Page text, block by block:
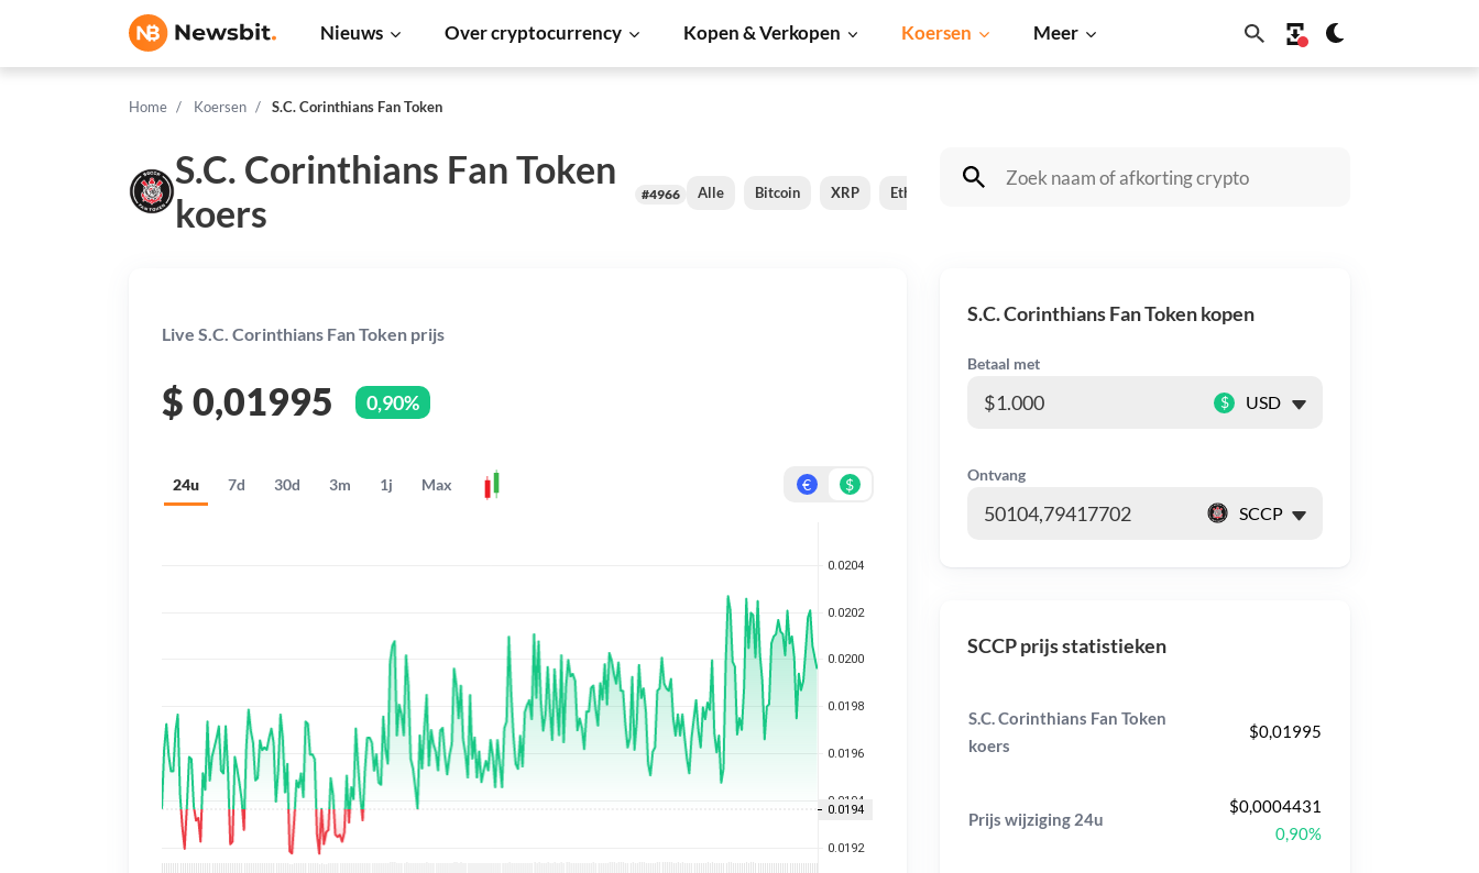
Nieuws Over cryptocurrency Kopen & Verkopen Koersen Meer
Home Koersen S.C. Corinthians Fan Token
S.C. Corinthians Fan Token
koers
#4966 Alle Bitcoin XRP Ethereum Cardano Dogecoin
Live S.C. Corinthians Fan Token prijs
$ 0,01995 0,90%
24u 7d 30d 3m 1j Max € $
S.C. Corinthians Fan Token kopen
Betaal met
$
Ontvang
SCCP prijs statistieken
S.C. Corinthians Fan Token
koers
$0,01995
Prijs wijziging 24u
$0,0004431
0,90%